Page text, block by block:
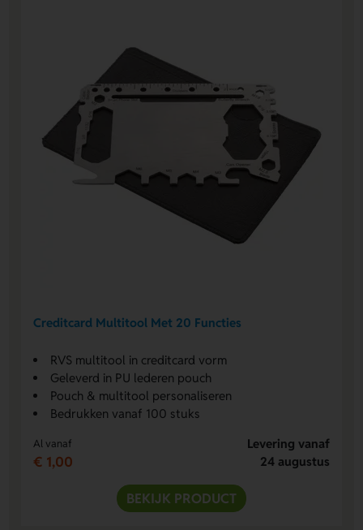
Creditcard Multitool Met 20 Functies
RVS multitool in creditcard vorm
Geleverd in PU lederen pouch
Pouch & multitool personaliseren
Bedrukken vanaf 100 stuks
Al vanaf
€ 1,00
Levering vanaf
24 augustus
BEKIJK PRODUCT